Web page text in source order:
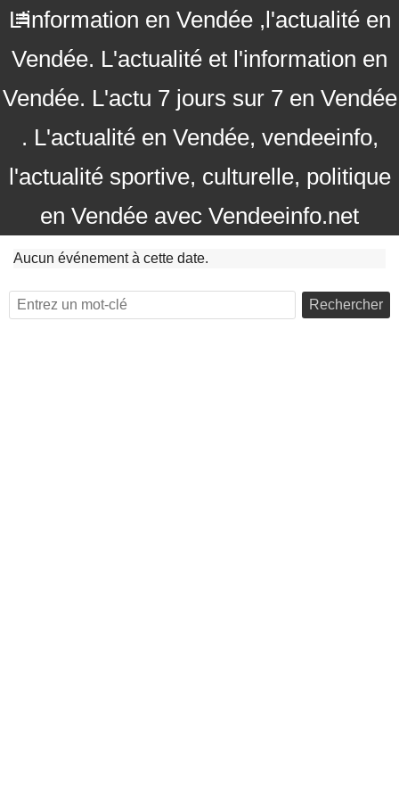
L'information en Vendée ,l'actualité en
Vendée. L'actualité et l'information en
Vendée. L'actu 7 jours sur 7 en Vendée
. L'actualité en Vendée, vendeeinfo,
l'actualité sportive, culturelle, politique
en Vendée avec Vendeeinfo.net
Aucun événement à cette date.
Rechercher